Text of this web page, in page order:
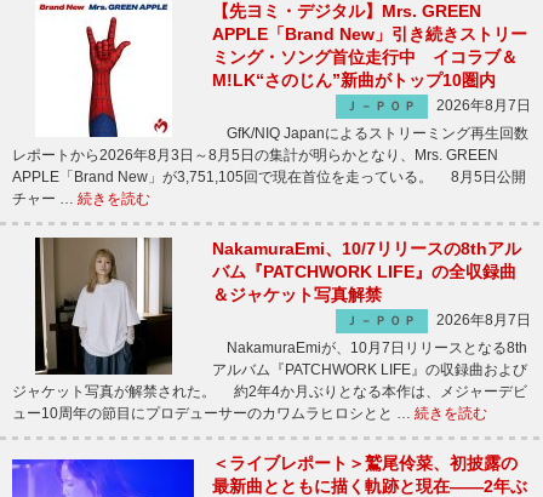
【先ヨミ・デジタル】Mrs. GREEN
APPLE「Brand New」引き続きストリー
ミング・ソング首位走行中 イコラブ＆
M!LK“さのじん”新曲がトップ10圏内
Ｊ－ＰＯＰ
2026年8月7日
GfK/NIQ Japanによるストリーミング再生回数
レポートから2026年8月3日～8月5日の集計が明らかとなり、Mrs. GREEN
APPLE「Brand New」が3,751,105回で現在首位を走っている。 8月5日公開
チャー … 続きを読む
NakamuraEmi、10/7リリースの8thアル
バム『PATCHWORK LIFE』の全収録曲
＆ジャケット写真解禁
Ｊ－ＰＯＰ
2026年8月7日
NakamuraEmiが、10月7日リリースとなる8th
アルバム『PATCHWORK LIFE』の収録曲および
ジャケット写真が解禁された。 約2年4か月ぶりとなる本作は、メジャーデビ
ュー10周年の節目にプロデューサーのカワムラヒロシとと … 続きを読む
＜ライブレポート＞鷲尾伶菜、初披露の
最新曲とともに描く軌跡と現在――2年ぶ